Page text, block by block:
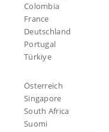
Colombia
France
Deutschland
Portugal
Türkiye
Österreich
Singapore
South Africa
Suomi